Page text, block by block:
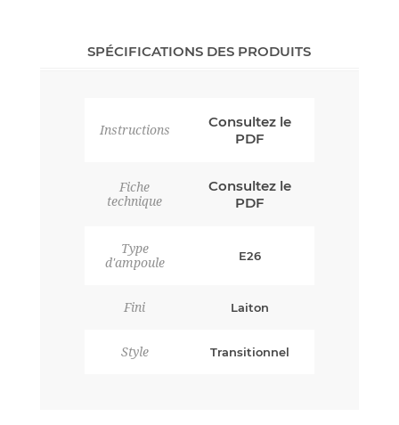
SPÉCIFICATIONS DES PRODUITS
Instructions
Consultez le
PDF
Fiche
technique
Consultez le
PDF
Type
d'ampoule
E26
Fini Laiton
Style Transitionnel